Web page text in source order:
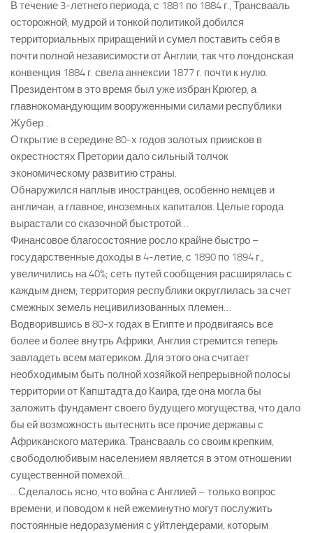
В течение 3-летнего периода, с 1881 по 1884 г., Трансвааль
осторожной, мудрой и тонкой политикой добился
территориальных приращений и сумел поставить себя в
почти полной независимости от Англии, так что лондонская
конвенция 1884 г. свела аннексии 1877 г. почти к нулю.
Президентом в это время был уже избран Крюгер, а
главнокомандующим вооруженными силами республики
Жубер…
Открытие в середине 80-х годов золотых приисков в
окрестностях Претории дало сильный толчок
экономическому развитию страны.
Обнаружился наплыв иностранцев, особенно немцев и
англичан, а главное, иноземных капиталов. Целые города
вырастали со сказочной быстротой…
Финансовое благосостояние росло крайне быстро –
государственные доходы в 4-летие, с 1890 по 1894 г.,
увеличились на 40%; сеть путей сообщения расширялась с
каждым днем; территория республики округлилась за счет
смежных земель нецивилизованных племен…
Водворившись в 80-х годах в Египте и продвигаясь все
более и более внутрь Африки, Англия стремится теперь
завладеть всем материком. Для этого она считает
необходимым быть полной хозяйкой непрерывной полосы
территории от Капштадта до Каира, где она могла бы
заложить фундамент своего будущего могущества, что дало
бы ей возможность вытеснить все прочие державы с
Африканского материка. Трансвааль со своим крепким,
свободолюбивым населением является в этом отношении
существенной помехой…
…Сделалось ясно, что война с Англией – только вопрос
времени, и поводом к ней ежеминутно могут послужить
постоянные недоразумения с уйтлендерами, которым